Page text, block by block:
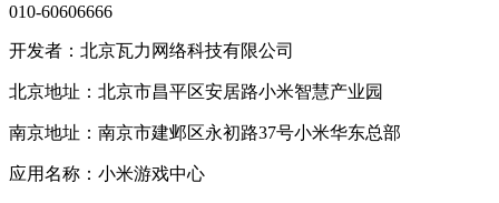
010-60606666
开发者：北京瓦力网络科技有限公司
北京地址：北京市昌平区安居路小米智慧产业园
南京地址：南京市建邺区永初路37号小米华东总部
应用名称：小米游戏中心